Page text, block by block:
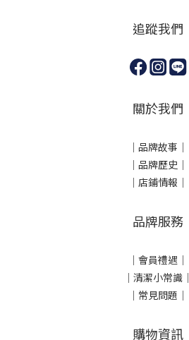
追蹤我們
關於我們
｜ 品牌故事 ｜
｜品牌歷史 ｜
｜店鋪情報｜
品牌服務
｜會員禮遇｜
｜清潔小常識｜
｜常見問題｜
購物資訊